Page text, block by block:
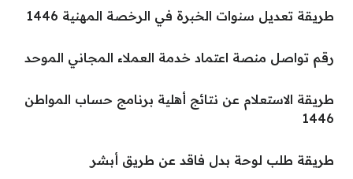
طريقة تعديل سنوات الخبرة في الرخصة المهنية 1446
رقم تواصل منصة اعتماد خدمة العملاء المجاني الموحد
طريقة الاستعلام عن نتائج أهلية برنامج حساب المواطن
1446
طريقة طلب لوحة بدل فاقد عن طريق أبشر